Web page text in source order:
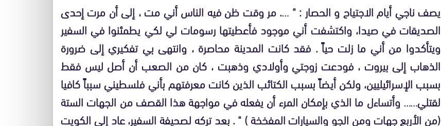
يصف ناجي أيام الاجتياح و الحصار : " …. مر وقت ظن فيه الناس أني مت ، إلى أن مرت إحدى
الصديقات في صيدا، واكتشفت أني موجود فأعطيتها رسومات لي لكي يطمئنوا في السفير
ويتأكدوا من أني ما زلت حياً . فقد كانت المدينة محاصرة ، وانتهى بي تفكيري إلى ضرورة
الذهاب إلى بيروت ، فودعت زوجتي وأولادي وذهبت ، كان من الصعب أن أصل ليس فقط
بسبب الإسرائيليين، ولكن أيضاً بسبب الكتائب الذين كانت معرفتهم بأني فلسطيني سبباً كافيا
لقتلي…… وأتساءل ما الذي بإمكان المرء أن يفعله في مواجهة هذا القصف من الجهات الستة
(من الأربع جهات ومن الجو والسيارات المفخخة ) " . بعد تركه لصحيفة السفير، عاد إلى الكويت